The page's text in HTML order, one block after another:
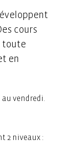
cours
toute
en
vendredi.
2 niveaux :